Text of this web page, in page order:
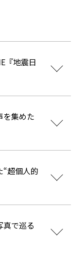
『地震日
を集めた
“超個人的
真で巡る